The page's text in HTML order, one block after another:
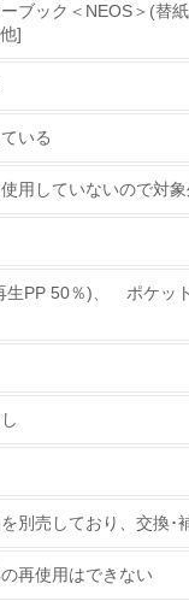
いる
握し、順守している
務の中で行うべき環境
導入している
ブック＜NEOS＞(替
]
いる
用していないので対
生PP 50％)、 ポケット
別売しており、交換･
再使用はできない